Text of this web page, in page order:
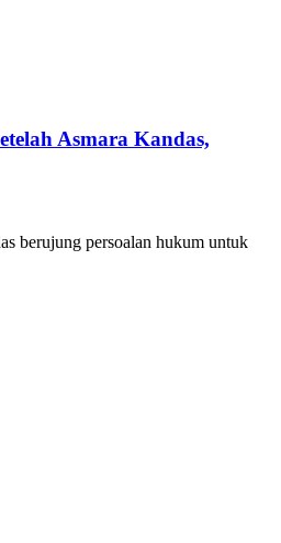
Asmara Kandas,
berujung persoalan hukum untuk